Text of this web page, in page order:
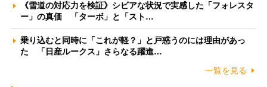
《雪道の対応力を検証》シビアな状況で実感した「フォレスタ
ー」の真価 「ターボ」と「スト…
乗り込むと同時に「これが軽？」と戸惑うのには理由があっ
た 「日産ルークス」さらなる躍進…
一覧を見る